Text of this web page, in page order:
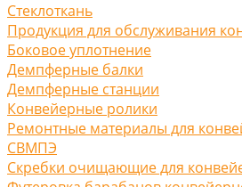
Стеклоткань
Продукция для обслуживания
Боковое уплотнение
Демпферные балки
Демпферные станции
Конвейерные ролики
Ремонтные материалы для
СВМПЭ
Скребки очищающие для